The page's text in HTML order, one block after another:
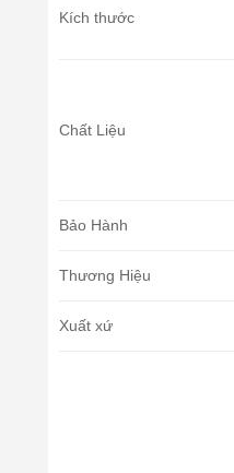
Kích thước
Chất Liệu
Bảo Hành
Thương Hiệu
Xuất xứ